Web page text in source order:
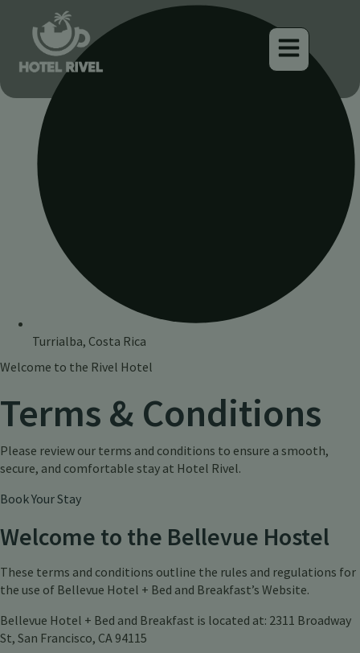
Turrialba, Costa Rica
Welcome to the Rivel Hotel
Terms & Conditions
Please review our terms and conditions to ensure a smooth,
secure, and comfortable stay at Hotel Rivel.
Book Your Stay
Welcome to the Bellevue Hostel
These terms and conditions outline the rules and regulations for
the use of Bellevue Hotel + Bed and Breakfast’s Website.
Bellevue Hotel + Bed and Breakfast is located at: 2311 Broadway
St, San Francisco, CA 94115